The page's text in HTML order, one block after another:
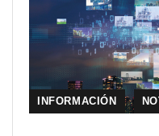
INFORMACIÓN